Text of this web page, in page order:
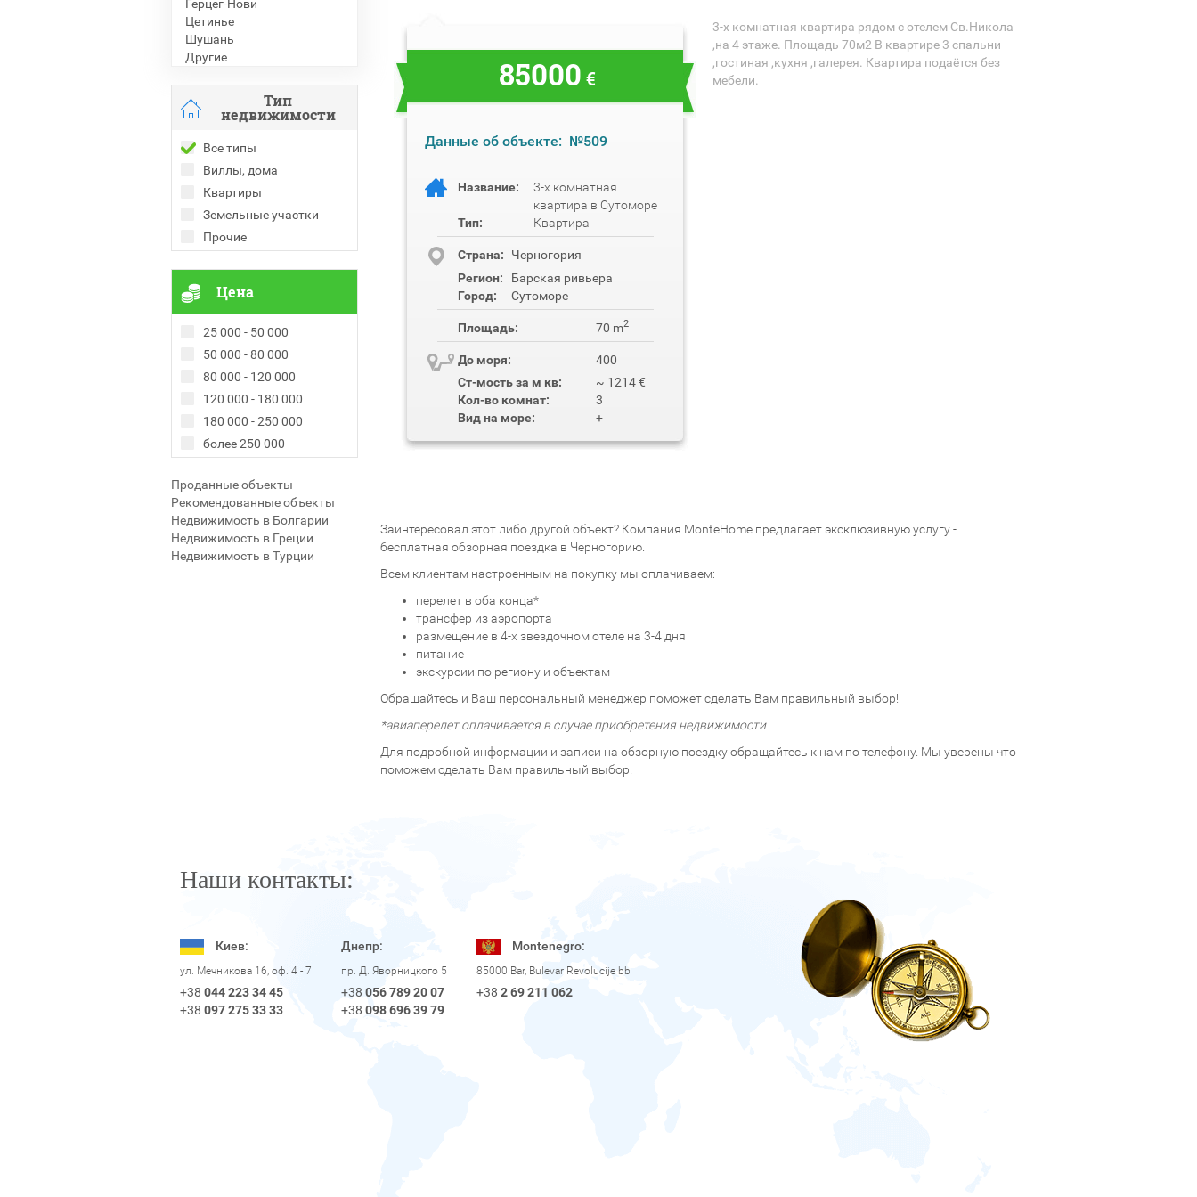
Герцег-Нови
Цетинье
Шушань
Другие
Тип
недвижимости
Все типы
Виллы, дома
Квартиры
Земельные участки
Прочие
Цена
25 000 - 50 000
50 000 - 80 000
80 000 - 120 000
120 000 - 180 000
180 000 - 250 000
более 250 000
Проданные объекты
Рекомендованные объекты
Недвижимость в Болгарии
Недвижимость в Греции
Недвижимость в Турции
85000 €
Данные об объекте: №509
Название:
3-х комнатная
квартира в Сутоморе
Тип:
Квартира
Cтрана:
Черногория
Регион:
Барская ривьера
Город:
Сутоморе
Площадь: 70 m2
До моря:
400
Ст-мость за м кв:
~ 1214 €
Кол-во комнат:
3
Вид на море:
+
3-х комнатная квартира рядом с отелем Св.Никола
,на 4 этаже. Площадь 70м2 В квартире 3 спальни
,гостиная ,кухня ,галерея. Квартира подаётся без
мебели.
Заинтересовал этот либо другой объект? Компания MonteHome предлагает эксклюзивную услугу -
бесплатная обзорная поездка в Черногорию.
Всем клиентам настроенным на покупку мы оплачиваем:
перелет в оба конца*
трансфер из аэропорта
размещение в 4-х звездочном отеле на 3-4 дня
питание
экскурсии по региону и объектам
Обращайтесь и Ваш персональный менеджер поможет сделать Вам правильный выбор!
*авиаперелет оплачивается в случае приобретения недвижимости
Для подробной информации и записи на обзорную поездку обращайтесь к нам по телефону. Мы уверены что
поможем сделать Вам правильный выбор!
Наши контакты:
Киев:
ул. Мечникова 16, оф. 4 - 7
+38 044 223 34 45
+38 097 275 33 33
Днепр:
пр. Д. Яворницкого 5
+38 056 789 20 07
+38 098 696 39 79
Montenegro:
85000 Bar, Bulevar Revolucije bb
+38 2 69 211 062